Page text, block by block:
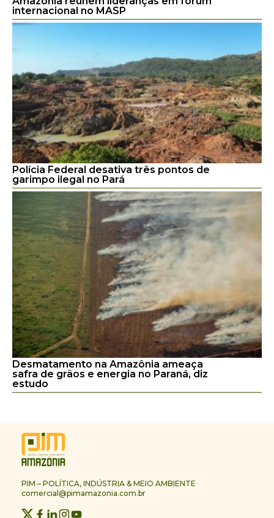
internacional no MASP
Polícia Federal desativa três pontos de
garimpo ilegal no Pará
Desmatamento na Amazônia ameaça
safra de grãos e energia no Paraná, diz
estudo
PIM – POLÍTICA, INDÚSTRIA & MEIO AMBIENTE
comercial@pimamazonia.com.br